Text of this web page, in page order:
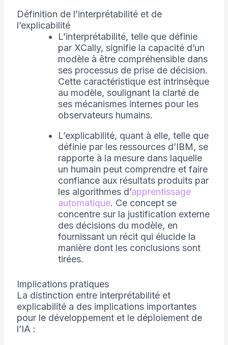
Définition de l’interprétabilité et de
l’explicabilité
L’interprétabilité, telle que définie
par XCally, signifie la capacité d’un
modèle à être compréhensible dans
ses processus de prise de décision.
Cette caractéristique est intrinsèque
au modèle, soulignant la clarté de
ses mécanismes internes pour les
observateurs humains.
L’explicabilité, quant à elle, telle que
définie par les ressources d’IBM, se
rapporte à la mesure dans laquelle
un humain peut comprendre et faire
confiance aux résultats produits par
les algorithmes d’apprentissage
automatique. Ce concept se
concentre sur la justification externe
des décisions du modèle, en
fournissant un récit qui élucide la
manière dont les conclusions sont
tirées.
Implications pratiques
La distinction entre interprétabilité et
explicabilité a des implications importantes
pour le développement et le déploiement de
l’IA :